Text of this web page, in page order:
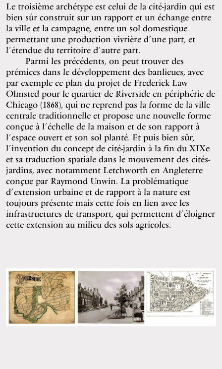
Le troisième archétype est celui de la cité-jardin qui est
bien sûr construit sur un rapport et un échange entre
la ville et la campagne, entre un sol domestique
permettant une production vivrière d’une part, et
l’étendue du territoire d’autre part.
Parmi les précédents, on peut trouver des
prémices dans le développement des banlieues, avec
par exemple ce plan du projet de Frederick Law
Olmsted pour le quartier de Riverside en périphérie de
Chicago (1868), qui ne reprend pas la forme de la ville
centrale traditionnelle et propose une nouvelle forme
conçue à l’échelle de la maison et de son rapport à
l’espace ouvert et son sol planté. Et puis bien sûr,
l’invention du concept de cité-jardin à la fin du XIXe
et sa traduction spatiale dans le mouvement des cités-
jardins, avec notamment Letchworth en Angleterre
conçue par Raymond Unwin. La problématique
d’extension urbaine et de rapport à la nature est
toujours présente mais cette fois en lien avec les
infrastructures de transport, qui permettent d’éloigner
cette extension au milieu des sols agricoles.